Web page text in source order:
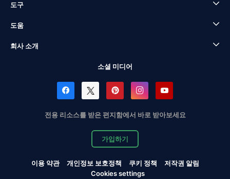
도구
도움
회사 소개
소셜 미디어
전용 리소스를 받은 편지함에서 바로 받아보세요
가입하기
이용 약관 개인정보 보호정책 쿠키 정책
저작권 알림
Cookies settings